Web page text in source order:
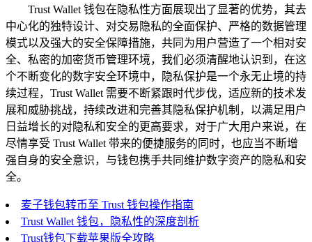
Trust Wallet 钱包在隐私性方面展现出了显著的优势，其去
中心化的独特设计、对交易隐私的全面保护、严格的数据管理
模式以及强大的安全保障措施，共同为用户营造了一个相对安
全、私密的加密货币管理环境，我们必须清醒地认识到，在这
个不断变化的数字安全环境中，隐私保护是一个永无止境的持
续过程，Trust Wallet 需要不断紧跟时代步伐，适应新的技术发
展和威胁挑战，持续改进和完善其隐私保护机制，以满足用户
日益增长的对隐私和安全的更高要求，对于广大用户来说，在
尽情享受 Trust Wallet 带来的便捷服务的同时，也应当不断增
强自身的安全意识，与钱包携手共同维护数字资产的隐私和安
全。
麦子钱包转币至 Trust 钱包操作指南
Trust Wallet 钱包，隐私性的深度剖析
Trust钱包下载苹果版全攻略